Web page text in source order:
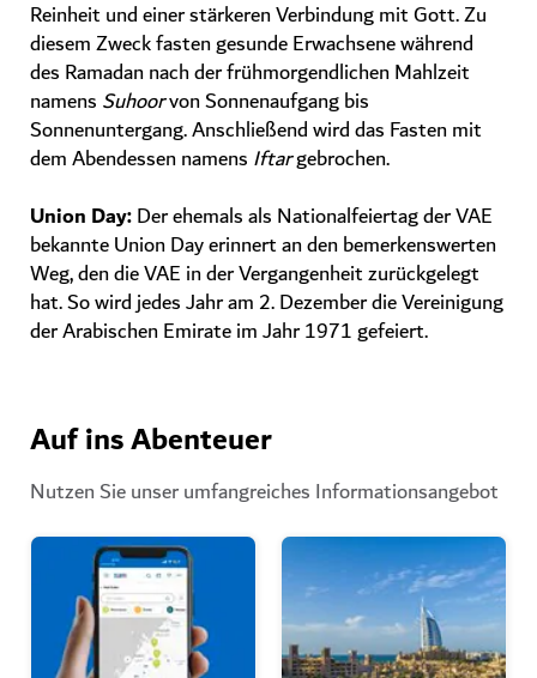
Reinheit und einer stärkeren Verbindung mit Gott. Zu
diesem Zweck fasten gesunde Erwachsene während
des Ramadan nach der frühmorgendlichen Mahlzeit
namens Suhoorvon Sonnenaufgang bis
Sonnenuntergang. Anschließend wird das Fasten mit
dem Abendessen namens Iftargebrochen.
Union Day:Der ehemals als Nationalfeiertag der VAE
bekannte Union Day erinnert an den bemerkenswerten
Weg, den die VAE in der Vergangenheit zurückgelegt
hat. So wird jedes Jahr am 2. Dezember die Vereinigung
der Arabischen Emirate im Jahr 1971 gefeiert.
Auf ins Abenteuer
Nutzen Sie unser umfangreiches Informationsangebot